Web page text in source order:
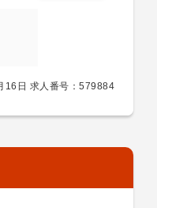
16日 求人番号：579884